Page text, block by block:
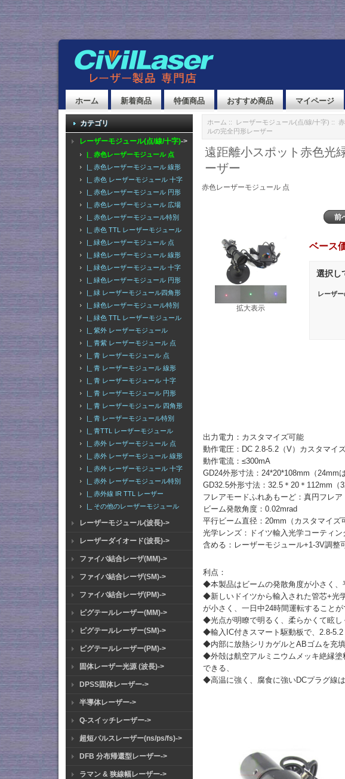
ホーム 新着商品 特価商品 おすすめ商品 マイページ
カテゴリ
レーザーモジュール(点/線/十字)->
|_ 赤色レーザーモジュール 点
|_ 赤色レーザーモジュール 線形
|_ 赤色 レーザーモジュール 十字
|_ 赤色レーザーモジュール 円形
|_ 赤色レーザーモジュール 広場
|_ 赤色レーザーモジュール特別
|_ 赤色 TTL レーザーモジュール
|_ 緑色レーザーモジュール 点
|_ 緑色レーザーモジュール 線形
|_ 緑色レーザーモジュール 十字
|_ 緑色レーザーモジュール 円形
|_ 緑 レーザーモジュール四角形
|_ 緑色レーザーモジュール特別
|_ 緑色 TTL レーザーモジュール
|_ 紫外 レーザーモジュール
|_ 青紫 レーザーモジュール 点
|_ 青 レーザーモジュール 点
|_ 青 レーザーモジュール 線形
|_ 青 レーザーモジュール 十字
|_ 青 レーザーモジュール 円形
|_ 青 レーザーモジュール 四角形
|_ 青 レーザーモジュール特別
|_ 青TTL レーザーモジュール
|_ 赤外 レーザーモジュール 点
|_ 赤外 レーザーモジュール 線形
|_ 赤外 レーザーモジュール 十字
|_ 赤外 レーザーモジュール特別
|_ 赤外線 IR TTL レーザー
|_ その他のレーザーモジュール
レーザーモジュール(波長)->
レーザーダイオード(波長)->
ファイバ結合レーザ(MM)->
ファイバ結合レーザ(SM)->
ファイバ結合レーザ(PM)->
ピグテールレーザー(MM)->
ピグテールレーザー(SM)->
ピグテールレーザー(PM)->
固体レーザー光源 (波長)->
DPSS固体レーザー->
半導体レーザー->
Q-スイッチレーザー->
超短パルスレーザー(ns/ps/fs)->
DFB 分布帰還型レーザー->
ラマン & 狭線幅レーザー->
ホーム :: レーザーモジュール(点/線/十字) ::
ルの完全円形レーザー
遠距離小スポット赤色光
ーザー
赤色レーザーモジュール 点
前
拡大表示
ベース
選択し
レーザ
出力電力：カスタマイズ可能
動作電圧：DC 2.8-5.2（V）カスタマイ
動作電流：≤300mA
GD24外形寸法：24*20*108mm（24mm
GD32.5外形寸法：32.5＊20＊112mm（
フレアモードふれあもーど：真円フレア
ビーム発散角度：0.02mrad
平行ビーム直径：20mm（カスタマイズ
光学レンズ：ドイツ輸入光学コーティ
含める：レーザーモジュール+1-3V調整
利点：
◆本製品はビームの発散角度が小さく、
◆新しいドイツから輸入された管芯+光
が小さく、一日中24時間運転することが
◆光点が明瞭で明るく、柔らかくて眩し
◆輸入IC付きスマート駆動板で、2.8-5.2
◆内部に放熱シリカゲルとABゴムを充
◆外殻は航空アルミニウムメッキ絶縁
できる、
◆高温に強く、腐食に強いDCプラグ線